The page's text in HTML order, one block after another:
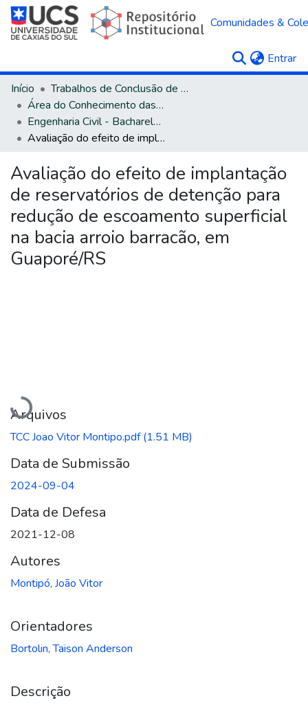
Comunidades &
Entrar
Início
Trabalhos de Conclusão de Curso
Área do Conhecimento das Engenharias
Engenharia Civil - Bacharelado
Avaliação do efeito de implantação de reservatórios de detenção para redução de escoamento superficial na bacia arroio barracão, em Guaporé/RS
Avaliação do efeito de implantação
de reservatórios de detenção para
redução de escoamento superficial
na bacia arroio barracão, em
Guaporé/RS
Carregando...
Arquivos
TCC Joao Vitor Montipo.pdf(1.51 MB)
Data de Submissão
2024-09-04
Data de Defesa
2021-12-08
Autores
Montipó, João Vitor
Orientadores
Bortolin, Taison Anderson
Descrição